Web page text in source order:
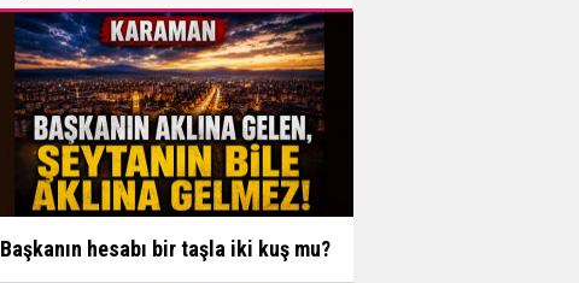
Başkanın hesabı bir taşla iki kuş mu?